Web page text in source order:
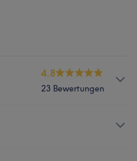
4.8
23 Bewertungen